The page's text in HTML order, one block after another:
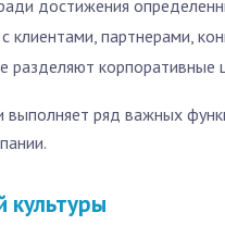
достижения
клиентами, партнерами,
разделяют корпоративные
выполняет ряд важных
культуры